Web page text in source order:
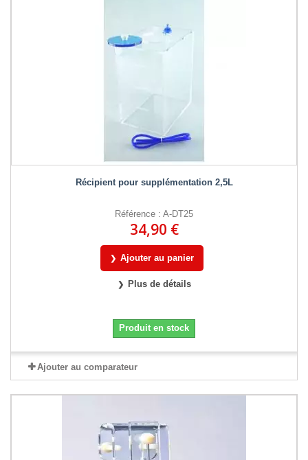
Récipient pour supplémentation 2,5L
Référence : A-DT25
34,90 €
Ajouter au panier
Plus de détails
Produit en stock
Ajouter au comparateur